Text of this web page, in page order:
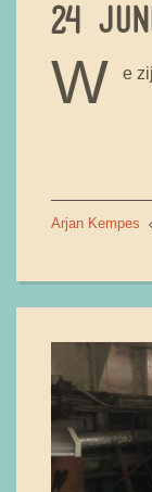
24
W e
Arjan Kempes